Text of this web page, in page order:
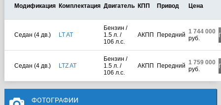
Модификация Комплектация Двигатель КПП Привод Цена
Седан (4 дв.) LT AT
Бензин /
1.5 л. /
106 л.с.
АКПП Передний 1 744 000
руб.
Седан (4 дв.) LTZ AT
Бензин /
1.5 л. /
106 л.с.
АКПП Передний 1 759 000
руб.
ФОТОГРАФИИ